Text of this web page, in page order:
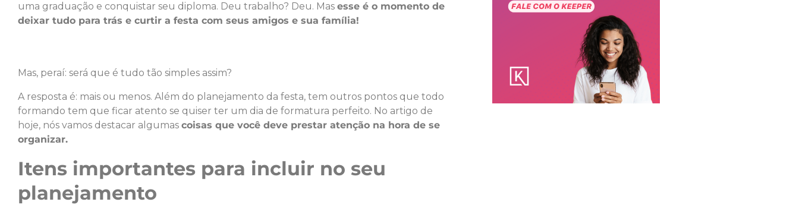
uma graduação e conquistar seu diploma. Deu trabalho? Deu. Mas esse é o momento de
deixar tudo para trás e curtir a festa com seus amigos e sua família!
Mas, peraí: será que é tudo tão simples assim?
A resposta é: mais ou menos. Além do planejamento da festa, tem outros pontos que todo
formando tem que ficar atento se quiser ter um dia de formatura perfeito. No artigo de
hoje, nós vamos destacar algumas coisas que você deve prestar atenção na hora de se
organizar.
Itens importantes para incluir no seu
planejamento